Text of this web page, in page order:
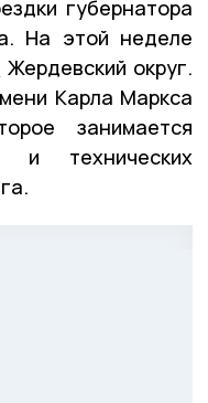
губернатора
На этой неделе
Жердевский округ.
Карла Маркса
занимается
и технических